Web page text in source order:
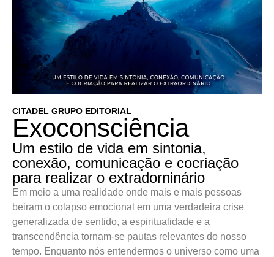
CITADEL GRUPO EDITORIAL
Exoconsciência
Um estilo de vida em sintonia,
conexão, comunicação e cocriação
para realizar o extradorninário
Em meio a uma realidade onde mais e mais pessoas
beiram o colapso emocional em uma verdadeira crise
generalizada de sentido, a espiritualidade e a
transcendência tornam-se pautas relevantes do nosso
tempo. Enquanto nós entendermos o universo como uma